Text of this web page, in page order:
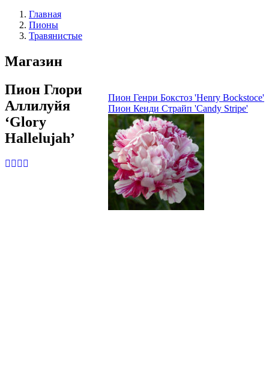
Главная
Пионы
Травянистые
Магазин
Пион Генри Бокстоз 'Henry Bockstoce'
Пион Кенди Страйп 'Candy Stripe'
Пион Глори
Аллилуйя
‘Glory
Hallelujah’